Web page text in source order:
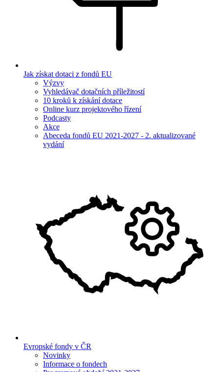
Jak získat dotaci z fondů EU
Výzvy
Vyhledávač dotačních příležitostí
10 kroků k získání dotace
Online kurz projektového řízení
Podcasty
Akce
Abeceda fondů EU 2021-2027 - 2. aktualizované
vydání
Evropské fondy v ČR
Novinky
Informace o fondech